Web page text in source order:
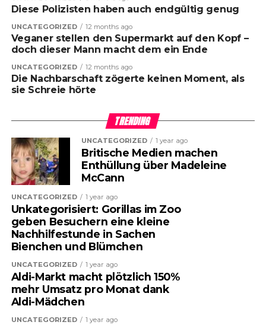
Diese Polizisten haben auch endgültig genug
UNCATEGORIZED 12 months ago
Veganer stellen den Supermarkt auf den Kopf –
doch dieser Mann macht dem ein Ende
UNCATEGORIZED 12 months ago
Die Nachbarschaft zögerte keinen Moment, als
sie Schreie hörte
TRENDING
UNCATEGORIZED 1 year ago
Britische Medien machen
Enthüllung über Madeleine
McCann
UNCATEGORIZED 1 year ago
Unkategorisiert: Gorillas im Zoo
geben Besuchern eine kleine
Nachhilfestunde in Sachen
Bienchen und Blümchen
UNCATEGORIZED 1 year ago
Aldi-Markt macht plötzlich 150%
mehr Umsatz pro Monat dank
Aldi-Mädchen
UNCATEGORIZED 1 year ago